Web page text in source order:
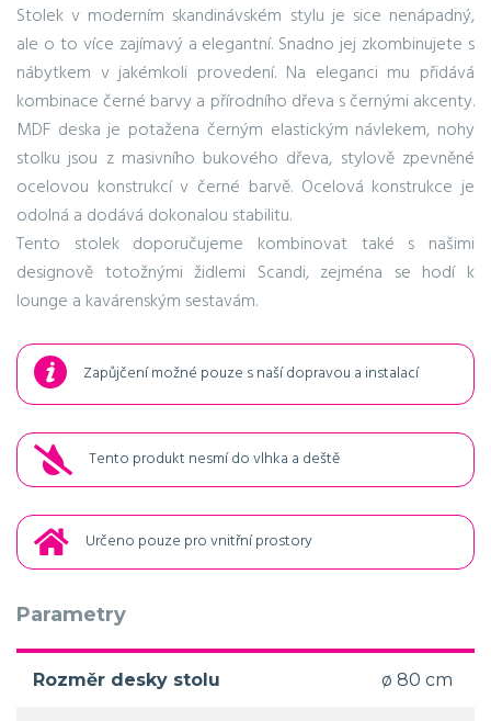
Stolek v moderním skandinávském stylu je sice nenápadný,
ale o to více zajímavý a elegantní. Snadno jej zkombinujete s
nábytkem v jakémkoli provedení. Na eleganci mu přidává
kombinace černé barvy a přírodního dřeva s černými akcenty.
MDF deska je potažena černým elastickým návlekem, nohy
stolku jsou z masivního bukového dřeva, stylově zpevněné
ocelovou konstrukcí v černé barvě. Ocelová konstrukce je
odolná a dodává dokonalou stabilitu.
Tento stolek doporučujeme kombinovat také s našimi
designově totožnými židlemi Scandi, zejména se hodí k
lounge a kavárenským sestavám.
Zapůjčení možné pouze s naší dopravou a instalací
Tento produkt nesmí do vlhka a deště
Určeno pouze pro vnitřní prostory
Parametry
Rozměr desky stolu ø 80 cm